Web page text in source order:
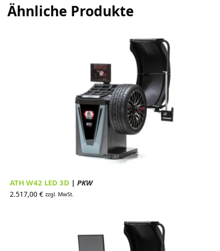
Ähnliche Produkte
ATH W42 LED 3D | PKW
2.517,00 € zzgl. MwSt.